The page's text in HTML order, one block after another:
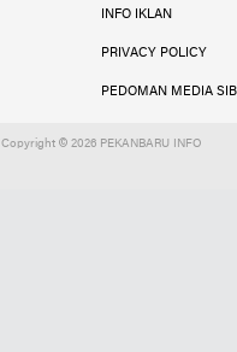
INFO IKLAN
PRIVACY POLICY
PEDOMAN MEDIA
Copyright © 2026 PEKANBARU INFO